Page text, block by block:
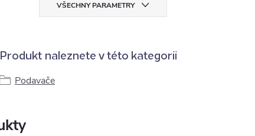
VŠECHNY PARAMETRY
Produkt naleznete v této kategorii
Podavače